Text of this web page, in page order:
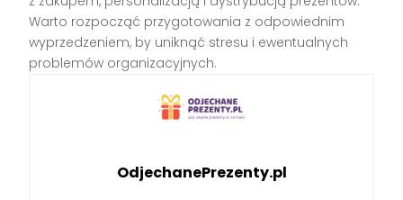
Warto rozpocząć przygotowania z odpowiednim
wyprzedzeniem, by uniknąć stresu i ewentualnych
problemów organizacyjnych.
OdjechanePrezenty.pl